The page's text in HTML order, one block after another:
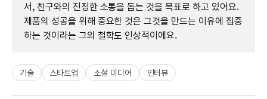
서, 친구와의 진정한 소통을 돕는 것을 목표로 하고 있어요.
제품의 성공을 위해 중요한 것은 그것을 만드는 이유에 집중
하는 것이라는 그의 철학도 인상적이에요.
기술 스타트업 소셜 미디어 인터뷰